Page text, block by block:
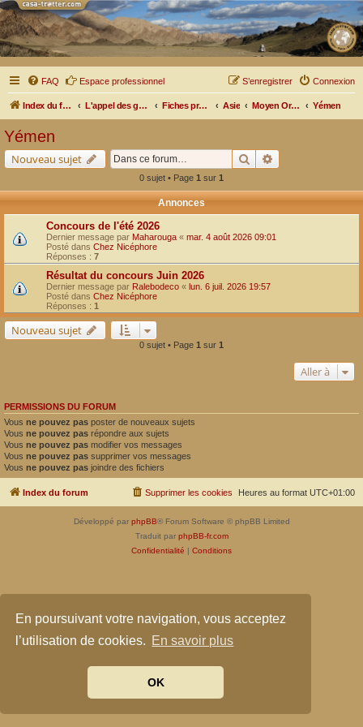
En poursuivant votre navigation, vous acceptez
l’utilisation de cookies. En savoir plus
OK
FAQ Espace professionnel Connexion
S’enregistrer
Index du forum L'appel des grands espaces Fiches pratiques par pays, pistes et bivouacs Asie Moyen Orient Yémen
Yémen
Nouveau sujet Rechercher
0 sujet • Page 1 sur 1
Annonces
Concours de l'été 2026
Dernier message par Maharouga « mar. 4 août 2026 09:01
Posté dans Chez Nicéphore
Réponses : 7
Résultat du concours Juin 2026
Dernier message par Ralebodeco « lun. 6 juil. 2026 19:57
Posté dans Chez Nicéphore
Réponses : 1
Nouveau sujet
0 sujet • Page 1 sur 1
Aller à
PERMISSIONS DU FORUM
Vous ne pouvez pas poster de nouveaux sujets
Vous ne pouvez pas répondre aux sujets
Vous ne pouvez pas modifier vos messages
Vous ne pouvez pas supprimer vos messages
Vous ne pouvez pas joindre des fichiers
Index du forum Heures au format UTC+01:00
Supprimer les cookies
Développé par phpBB® Forum Software © phpBB Limited
Traduit par phpBB-fr.com
Confidentialité | Conditions